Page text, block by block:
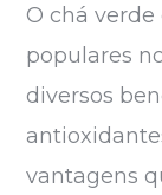
O chá
populares
diversos
vantagens